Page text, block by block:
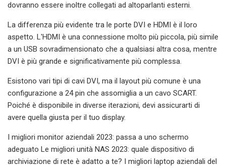
dovranno essere inoltre collegati ad altoparlanti esterni.
La differenza più evidente tra le porte DVI e HDMI è il loro
aspetto. L'HDMI è una connessione molto più piccola, più simile
a un USB sovradimensionato che a qualsiasi altra cosa, mentre
DVI è più grande e significativamente più complessa.
Esistono vari tipi di cavi DVI, ma il layout più comune è una
configurazione a 24 pin che assomiglia a un cavo SCART.
Poiché è disponibile in diverse iterazioni, devi assicurarti di
avere quella giusta per il tuo display.
I migliori monitor aziendali 2023: passa a uno schermo
adeguato Le migliori unità NAS 2023: quale dispositivo di
archiviazione di rete è adatto a te? I migliori laptop aziendali del